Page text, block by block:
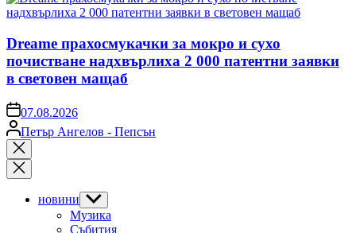
Dreame прахосмукачки за мокро и сухо
почистване надхвърлиха 2 000 патентни заявки
в световен мащаб
on07.08.2026
Posted
by
Петър Ангелов - Пепсън
Close
search
новини Show
sub
menu
Музика
Събития